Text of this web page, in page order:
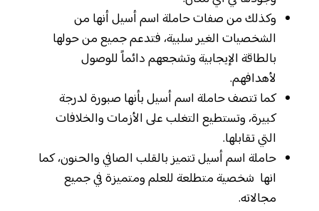
وكذلك من صفات حاملة اسم أسيل أنها من
الشخصيات الغير سلبية، فتدعم جميع من حولها
بالطاقة الإيجابية وتشجعهم دائماً للوصول
لأهدافهم.
كما تتصف حاملة اسم أسيل بأنها صبورة لدرجة
كبيرة، وتستطيع التغلب على الأزمات والخلافات
التي تقابلها.
حاملة اسم أسيل تتميز بالقلب الصافي والحنون، كما
انها شخصية متطلعة للعلم ومتميزة في جميع
مجالاته.